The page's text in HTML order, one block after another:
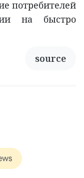
потребителей
на быстро
source